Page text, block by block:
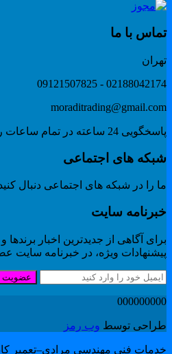
با ما
02188042174 -
24 ساعته در تمام ساعات روز
های اجتماعی
را در شبکه های اجتماعی دنبال کنید
سایت
آگاهی از جدیدترین اخبار برندها و
ویژه، در خبرنامه سایت
عضویت
توسطوب رمز
فنی مهندسی مرادی–تعمیر